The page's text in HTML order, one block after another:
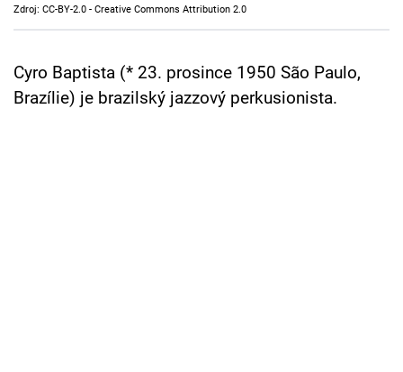
Cool Esport
Pořady
TV Program
Zdroj: CC-BY-2.0 - Creative Commons Attribution 2.0
Cyro Baptista (* 23. prosince 1950 São Paulo,
Brazílie) je brazilský jazzový perkusionista.